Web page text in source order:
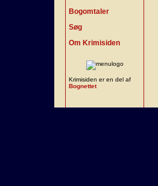
Bogomtaler
Søg
Om Krimisiden
Krimisiden er en del af
Bognettet